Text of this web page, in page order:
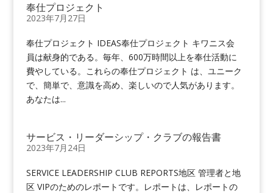
奉仕プロジェクト
2023年7月27日
奉仕プロジェクト IDEAS奉仕プロジェクト キワニス会
員は献身的である。毎年、600万時間以上を奉仕活動に
費やしている。これらの奉仕プロジェクト は、ユニーク
で、簡単で、意識を高め、楽しいので人気があります。
あなたは...
サービス・リーダーシップ・クラブの報告書
2023年7月24日
SERVICE LEADERSHIP CLUB REPORTS地区 管理者と地
区 VIPのためのレポートです。レポートは、レポートの